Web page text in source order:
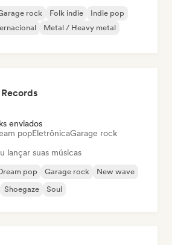
rock Folk indie
Indie pop
Metal / Heavy metal
enviados
popEletrônicaGarage rock
lançar suas músicas
pop Garage rock
New wave
Shoegaze Soul